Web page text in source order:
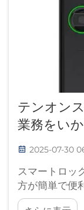
テンオン
業務をい
2025-07-30
スマートロッ
方が簡単で便
るかを決定す